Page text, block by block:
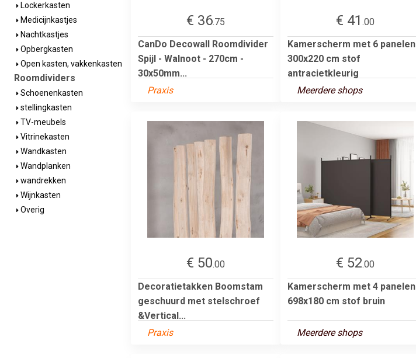
Lockerkasten
Medicijnkastjes
Nachtkastjes
Opbergkasten
Open kasten, vakkenkasten
Roomdividers
Schoenenkasten
stellingkasten
TV-meubels
Vitrinekasten
Wandkasten
Wandplanken
wandrekken
Wijnkasten
Overig
€ 36.75
CanDo Decowall Roomdivider
Spijl - Walnoot - 270cm -
30x50mm...
Praxis
€ 41 .00
Kamerscherm met 6 panelen
300x220 cm stof
antracietkleurig
Meerdere shops
€ 50.00
Decoratietakken Boomstam
geschuurd met stelschroef
&Vertical...
Praxis
€ 52.00
Kamerscherm met 4 panelen
698x180 cm stof bruin
Meerdere shops